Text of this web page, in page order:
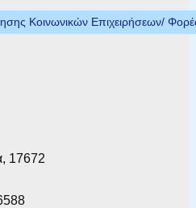
Κοινωνικών Επιχειρήσεων/
17672